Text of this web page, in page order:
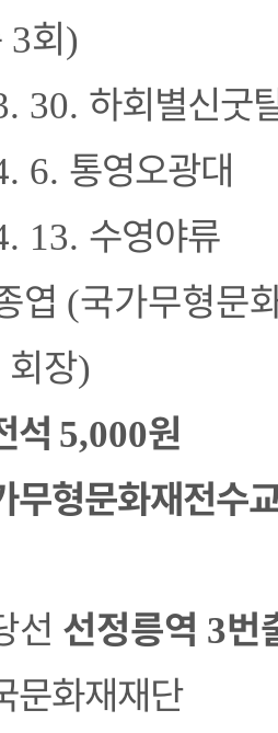
3회)
30. 하회별신굿
6. 통영오광대
13. 수영야류
엽 (국가무형문
회장)
석 5,000원
무형문화재전수
선 선정릉역 3번
문화재재단